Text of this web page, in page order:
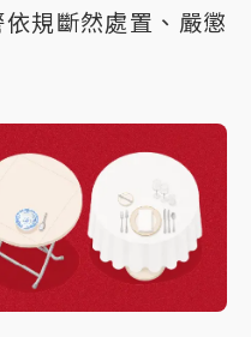
規斷然處置、嚴懲